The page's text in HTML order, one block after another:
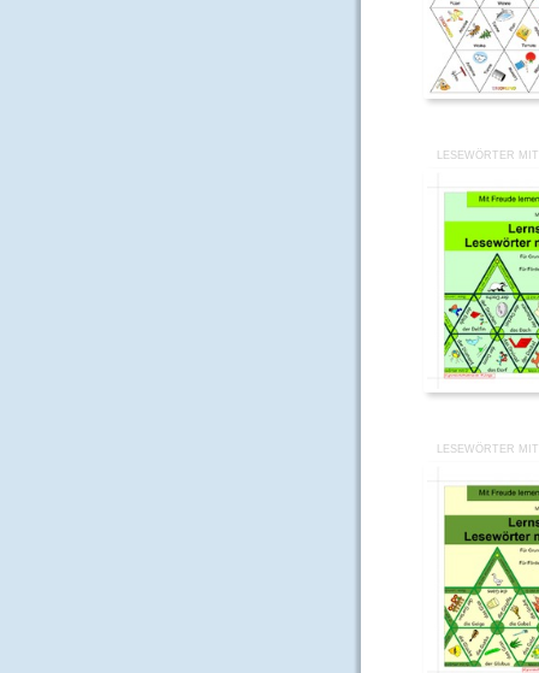
LESEWÖRTER
LESEWÖRTER